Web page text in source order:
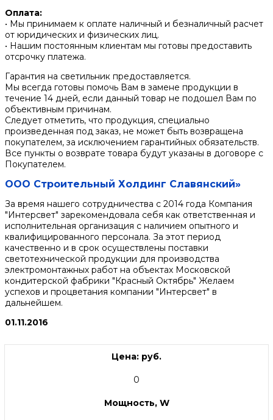
Оплата:
• Мы принимаем к оплате наличный и безналичный расчет
от юридических и физических лиц.
• Нашим постоянным клиентам мы готовы предоставить
отсрочку платежа.
Гарантия на светильник предоставляется.
Мы всегда готовы помочь Вам в замене продукции в
течение 14 дней, если данный товар не подошел Вам по
объективным причинам.
Следует отметить, что продукция, специально
произведенная под заказ, не может быть возвращена
покупателем, за исключением гарантийных обязательств.
Все пункты о возврате товара будут указаны в договоре с
Покупателем.
ООО Строительный Холдинг Славянский»
За время нашего сотрудничества с 2014 года Компания
"Интерсвет" зарекомендовала себя как ответственная и
исполнительная организация с наличием опытного и
квалифицированного персонала. За этот период
качественно и в срок осуществлены поставки
светотехнической продукции для производства
электромонтажных работ на объектах Московской
кондитерской фабрики "Красный Октябрь" Желаем
успехов и процветания компании "Интерсвет" в
дальнейшем.
01.11.2016
Цена: руб.
0
Мощность, W